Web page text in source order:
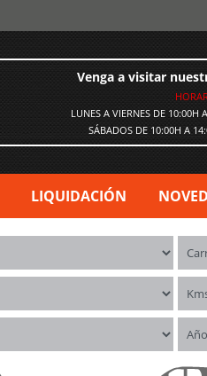
Venga a visitar
LUNES A VIERNES DE 10:00H
SÁBADOS DE 10:00H A
LIQUIDACIÓN
Kms